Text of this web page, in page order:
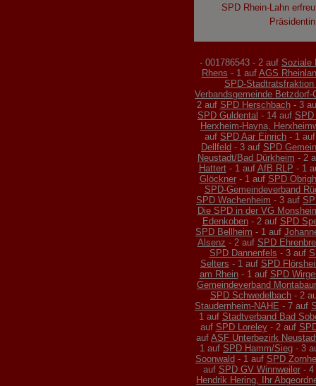
SPD Rhein-Lahn
- 001786543 - 2 auf Soziale
Rhens - 1 auf AGS
SPD-
Verbandsgemeinde Betzdorf-
2 auf SPD Herschbach- 3
SPD Guldental - 14 auf
Herxheim-Hayna,
auf SPD Aar Einrich - 1
Dellfeld - 3 auf SPD
Neustadt/Bad Dürkheim - 2
Hattert- 1 auf AfB RLP - 1
Glöckner- 1 auf SPD
SPD-Gemeindeverband
SPD Wachenheim - 3 auf
Die SPD in der VG
Edenkoben- 2 auf SPD
SPD Bellheim - 1 auf
Alsenz - 2 auf SPD
SPD Dannenfels - 3 auf
Selters - 1 auf SPD
am Rhein- 1 auf SPD
Gemeindeverband Montabaur
SPD Schwedelbach - 2
Staudernheim-NAHE - 7 auf
1 auf Stadtverband Bad
auf SPD Loreley- 2 auf
auf ASF Unterbezirk
1 auf SPD Hamm/Sieg - 3
Soonwald - 1 auf SPD
auf SPD GV Winnweiler- 4
Hendrik Hering, Ihr